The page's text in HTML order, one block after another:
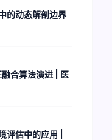
的动态解剖边界
合算法演进 | 医
评估中的应用 |